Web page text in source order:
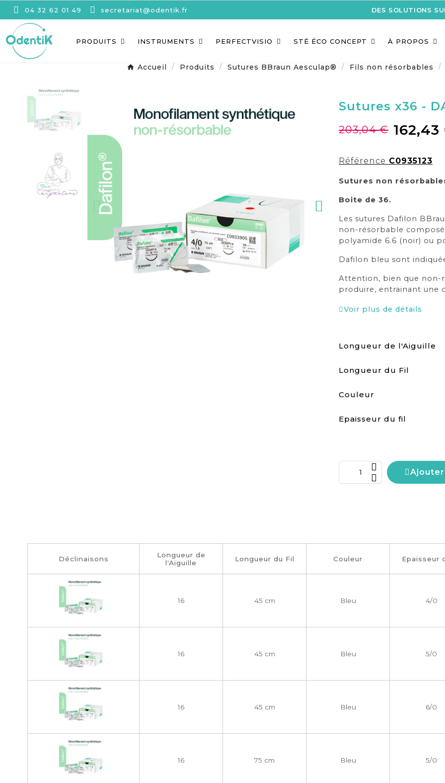
04 32 62 01 49 secretariat@odentik.fr DES SOLUTIONS
PRODUITS INSTRUMENTS PERFECTVISIO STÉ ÉCO CONCEPT À PROPOS
Accueil Produits Sutures BBraun Aesculap® Fils non résorbables
Sutures x36 -
203,04 €
Référence C0935123
Sutures non
Boite de 36.
Les sutures Dafilon
non-résorbable
polyamide 6.6 (noir) ou
Dafilon bleu sont
Attention, bien que non-
produire, entrainant une
Voir plus de détails
Longueur de l'Aiguille
Longueur du Fil
Couleur
Epaisseur du fil
Déclinaisons
Longueur de
l'Aiguille
Longueur du Fil Couleur Epaisseur
16 45 cm Bleu 4/0
16 45 cm Bleu 5/0
16 45 cm Bleu 6/0
16 75 cm Bleu 5/0